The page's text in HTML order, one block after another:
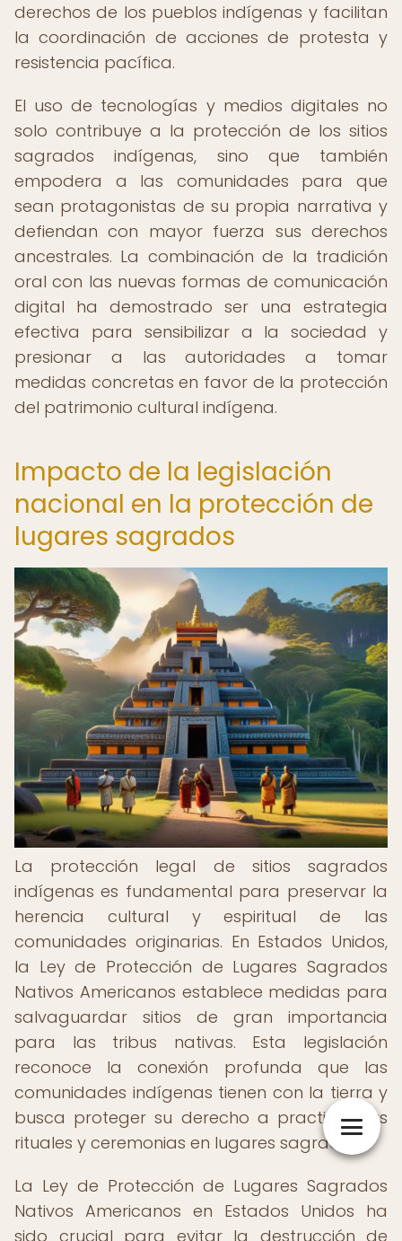
derechos de los pueblos indígenas y facilitan
la coordinación de acciones de protesta y
resistencia pacífica.
El uso de tecnologías y medios digitales no
solo contribuye a la protección de los sitios
sagrados indígenas, sino que también
empodera a las comunidades para que
sean protagonistas de su propia narrativa y
defiendan con mayor fuerza sus derechos
ancestrales. La combinación de la tradición
oral con las nuevas formas de comunicación
digital ha demostrado ser una estrategia
efectiva para sensibilizar a la sociedad y
presionar a las autoridades a tomar
medidas concretas en favor de la protección
del patrimonio cultural indígena.
Impacto de la legislación
nacional en la protección de
lugares sagrados
La protección legal de sitios sagrados
indígenas es fundamental para preservar la
herencia cultural y espiritual de las
comunidades originarias. En Estados Unidos,
la Ley de Protección de Lugares Sagrados
Nativos Americanos establece medidas para
salvaguardar sitios de gran importancia
para las tribus nativas. Esta legislación
reconoce la conexión profunda que las
comunidades indígenas tienen con la tierra y
busca proteger su derecho a practicar sus
rituales y ceremonias en lugares sagrados.
La Ley de Protección de Lugares Sagrados
Nativos Americanos en Estados Unidos ha
sido crucial para evitar la destrucción de